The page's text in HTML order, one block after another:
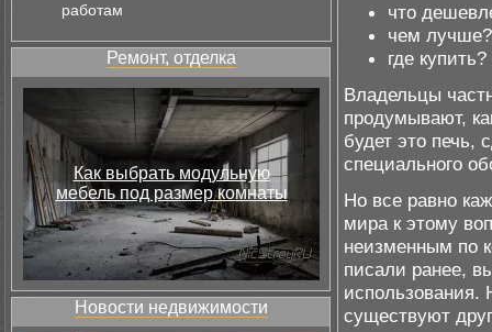
работам
Ремонт, отделка
Как выбрать модульную
мебель под размер комнаты
Новости недвижимости
что
чем лучше?
где купить?
Владельцы
продумывают,
будет это печь,
специального
Но все равно
мира к этому
неизменным по
писали ранее,
использования.
существуют